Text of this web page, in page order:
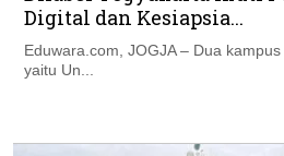
Digital dan Kesiapsia...
Eduwara.com, JOGJA – Dua
yaitu Un...